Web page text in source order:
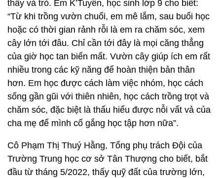
thầy và trò. Em K’Tuyên, học sinh lớp 9 cho biết:
“Từ khi trồng vườn chuối, em mê lắm, sau buổi học
hoặc có thời gian rảnh rỗi là em ra chăm sóc, xem
cây lớn tới đâu. Chỉ cần tới đây là mọi căng thẳng
của giờ học tan biến mất. Vườn cây giúp ích em rất
nhiều trong các kỹ năng để hoàn thiện bản thân
hơn. Em học được cách làm việc nhóm, học cách
sống gần gũi với thiên nhiên, học cách trồng trọt và
chăm sóc, đặc biệt là thấu hiểu được nỗi vất vả của
cha mẹ để mình cố gắng học tập hơn nữa”.
Cô Phạm Thị Thuý Hằng, Tổng phụ trách Đội của
Trường Trung học cơ sở Tân Thượng cho biết, bắt
đầu từ tháng 5/2022, thấy quỹ đất của trường lớn,